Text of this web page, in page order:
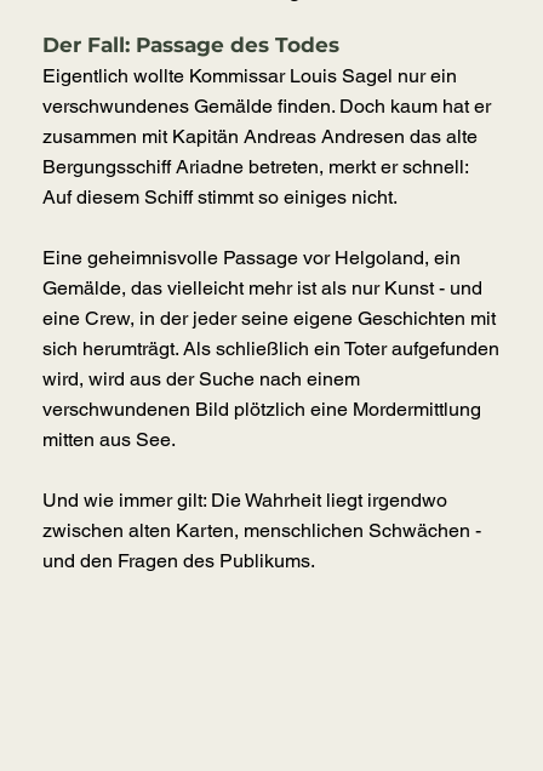
Der Fall: Passage des Todes
Eigentlich wollte Kommissar Louis Sagel nur ein
verschwundenes Gemälde finden. Doch kaum hat er
zusammen mit Kapitän Andreas Andresen das alte
Bergungsschiff Ariadne betreten, merkt er schnell:
Auf diesem Schiff stimmt so einiges nicht.
Eine geheimnisvolle Passage vor Helgoland, ein
Gemälde, das vielleicht mehr ist als nur Kunst - und
eine Crew, in der jeder seine eigene Geschichten mit
sich herumträgt. Als schließlich ein Toter aufgefunden
wird, wird aus der Suche nach einem
verschwundenen Bild plötzlich eine Mordermittlung
mitten aus See.
Und wie immer gilt: Die Wahrheit liegt irgendwo
zwischen alten Karten, menschlichen Schwächen -
und den Fragen des Publikums.